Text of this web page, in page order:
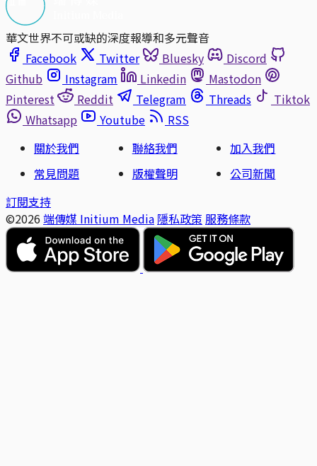
華文世界不可或缺的深度報導和多元聲音
Facebook
Twitter Bluesky
Discord
Github
Instagram Linkedin
Mastodon
Pinterest
Reddit Telegram Threads
Tiktok
Whatsapp
Youtube
RSS
關於我們
聯絡我們
加入我們
常見問題
版權聲明
公司新聞
訂閱支持
©2026 端傳媒 Initium Media 隱私政策 服務條款